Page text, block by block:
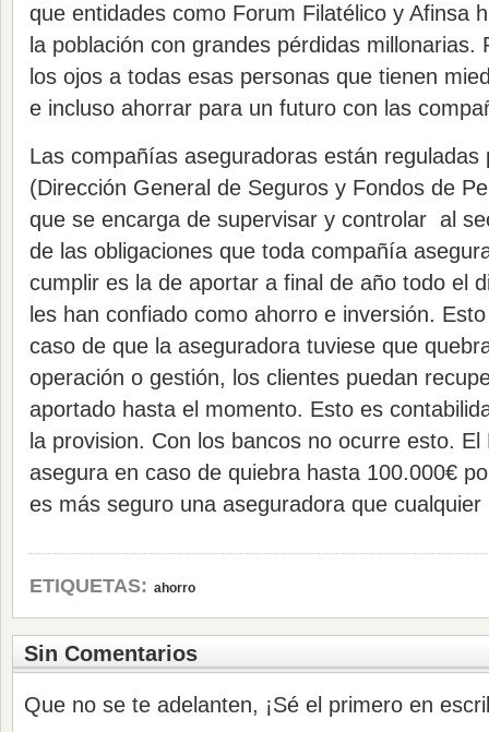
que entidades como Forum Filatélico y Afinsa
la población con grandes pérdidas millonarias.
los ojos a todas esas personas que tienen
e incluso ahorrar para un futuro con las
Las compañías aseguradoras están reguladas
(Dirección General de Seguros y Fondos de
que se encarga de supervisar y controlar al
de las obligaciones que toda compañía
cumplir es la de aportar a final de año todo el
les han confiado como ahorro e inversión.
caso de que la aseguradora tuviese que
operación o gestión, los clientes puedan
aportado hasta el momento. Esto es
la provision. Con los bancos no ocurre esto.
asegura en caso de quiebra hasta 100.000€
es más seguro una aseguradora que cualquier
ETIQUETAS: ahorro
Sin Comentarios
Que no se te adelanten, ¡Sé el primero en